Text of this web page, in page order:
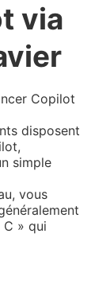
via
Copilot
disposent
simple
vous
» qui